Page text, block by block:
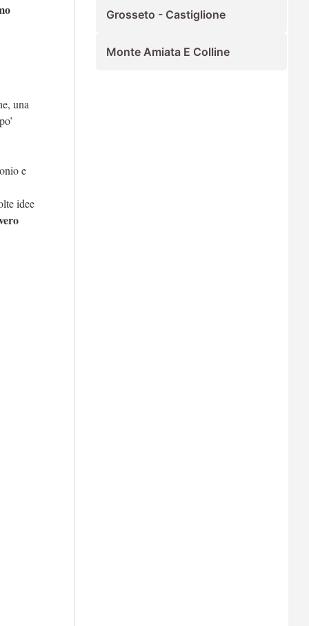
una
e
idee
Grosseto - Castiglione
Monte Amiata E Colline